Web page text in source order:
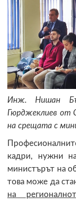
Инж. Нишан
Гюрджеклиев от
на срещата с
кадри, нужни
министърът на
това може да
на